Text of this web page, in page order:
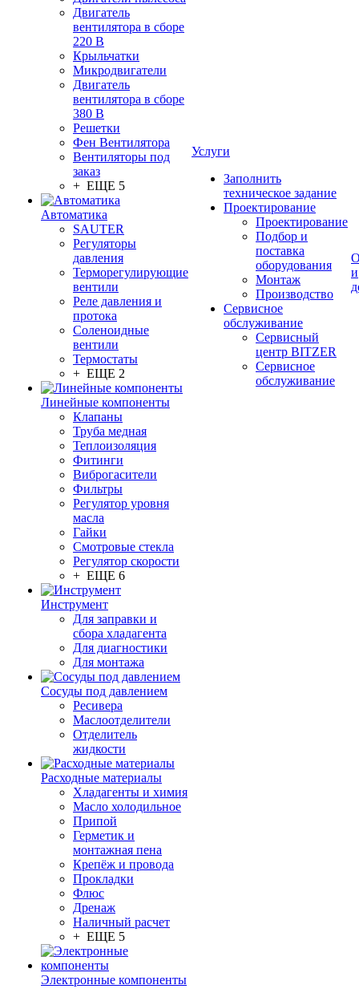
Двигатель
вентилятора в сборе
220 В
Крыльчатки
Микродвигатели
Двигатель
вентилятора в сборе
380 В
Решетки
Фен Вентилятора
Вентиляторы под
заказ
+ ЕЩЕ 5
Автоматика
SAUTER
Регуляторы
давления
Терморегулирующие
вентили
Реле давления и
протока
Соленоидные
вентили
Термостаты
+ ЕЩЕ 2
Линейные компоненты
Клапаны
Труба медная
Теплоизоляция
Фитинги
Виброгасители
Фильтры
Регулятор уровня
масла
Гайки
Смотровые стекла
Регулятор скорости
+ ЕЩЕ 6
Инструмент
Для заправки и
сбора хладагента
Для диагностики
Для монтажа
Сосуды под давлением
Ресивера
Маслоотделители
Отделитель
жидкости
Расходные материалы
Хладагенты и химия
Масло холодильное
Припой
Герметик и
монтажная пена
Крепёж и провода
Прокладки
Флюс
Дренаж
Наличный расчет
+ ЕЩЕ 5
Электронные компоненты
Услуги
Заполнить
техническое задание
Проектирование
Проектирование
Подбор и
поставка
оборудования
Монтаж
Производство
Сервисное
обслуживание
Сервисный
центр BITZER
Сервисное
обслуживание
и